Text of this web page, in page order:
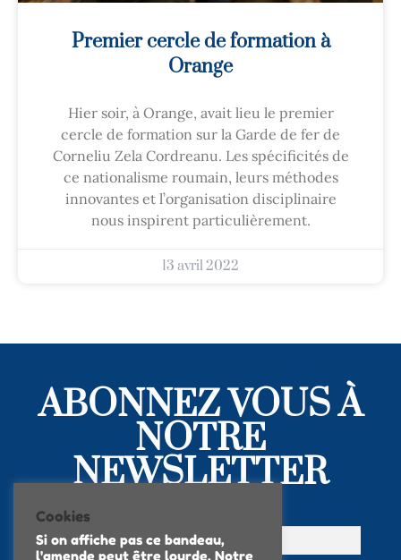
Premier cercle de formation à
Orange
Hier soir, à Orange, avait lieu le premier
cercle de formation sur la Garde de fer de
Corneliu Zela Cordreanu. Les spécificités de
ce nationalisme roumain, leurs méthodes
innovantes et l’organisation disciplinaire
nous inspirent particulièrement.
13 avril 2022
ABONNEZ VOUS À
NOTRE
NEWSLETTER
Cookies
Si on affiche pas ce bandeau,
l'amende peut être lourde. Notre